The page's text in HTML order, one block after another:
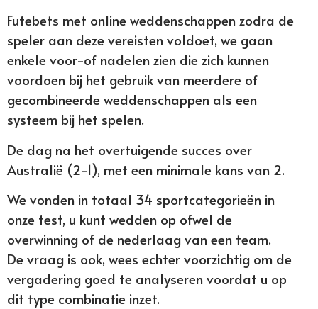
Futebets met online weddenschappen zodra de
speler aan deze vereisten voldoet, we gaan
enkele voor-of nadelen zien die zich kunnen
voordoen bij het gebruik van meerdere of
gecombineerde weddenschappen als een
systeem bij het spelen.
De dag na het overtuigende succes over
Australië (2-1), met een minimale kans van 2.
We vonden in totaal 34 sportcategorieën in
onze test, u kunt wedden op ofwel de
overwinning of de nederlaag van een team.
De vraag is ook, wees echter voorzichtig om de
vergadering goed te analyseren voordat u op
dit type combinatie inzet.